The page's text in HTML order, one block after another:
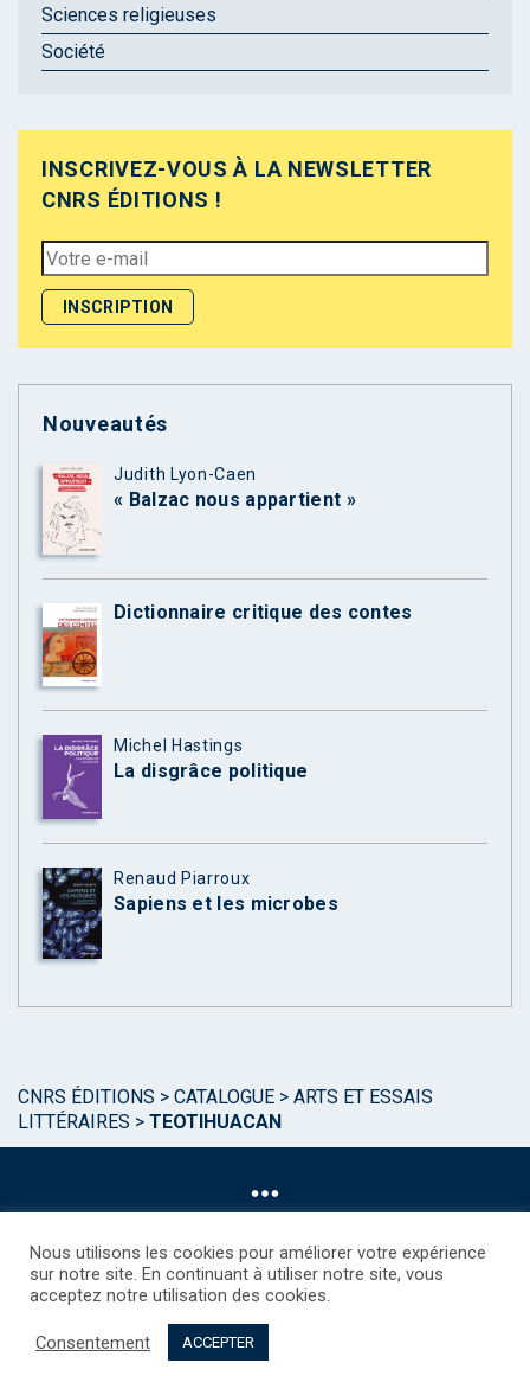
Sciences religieuses
Société
INSCRIVEZ-VOUS À LA NEWSLETTER
CNRS ÉDITIONS !
Nouveautés
Judith Lyon-Caen
« Balzac nous appartient »
Dictionnaire critique des contes
Michel Hastings
La disgrâce politique
Renaud Piarroux
Sapiens et les microbes
CNRS ÉDITIONS > CATALOGUE > ARTS ET ESSAIS
LITTÉRAIRES > TEOTIHUACAN
©CNRS EDITIONS 2025
Droits étrangers / Foreign rights
Nous utilisons les cookies pour améliorer votre expérience
sur notre site. En continuant à utiliser notre site, vous
acceptez notre utilisation des cookies.
Consentement ACCEPTER